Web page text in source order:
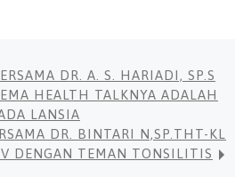
DR. A. S. HARIADI, SP.S
HEALTH TALKNYA ADALAH
LANSIA
DR. BINTARI N,SP.THT-KL
DENGAN TEMAN TONSILITIS